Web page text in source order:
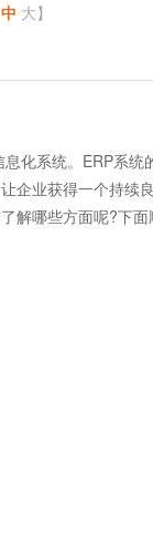
中 大】
化系统。ERP系统
企业获得一个持续
解哪些方面呢?下面